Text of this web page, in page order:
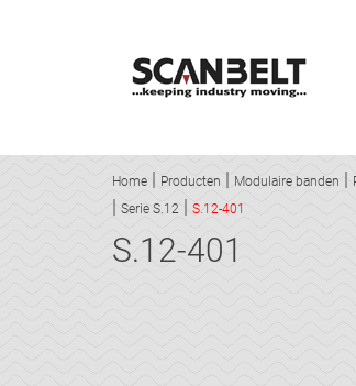
Home Producten Modulaire banden
Serie S.12
S.12-401
S.12-401